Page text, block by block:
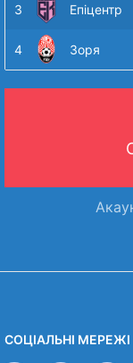
3 Епіцентр
4 Зоря
СОЦІАЛЬНІ МЕРЕЖІ